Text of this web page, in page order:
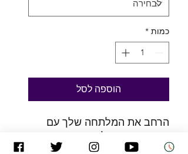
כמות *
הוספה לסל